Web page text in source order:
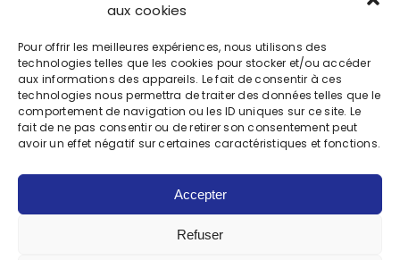
aux cookies
Pour offrir les meilleures expériences, nous utilisons des
technologies telles que les cookies pour stocker et/ou accéder
aux informations des appareils. Le fait de consentir à ces
technologies nous permettra de traiter des données telles que le
comportement de navigation ou les ID uniques sur ce site. Le
fait de ne pas consentir ou de retirer son consentement peut
avoir un effet négatif sur certaines caractéristiques et fonctions.
Accepter
Refuser
Réalisations
Nous recrutons
Contact
Mentions légales